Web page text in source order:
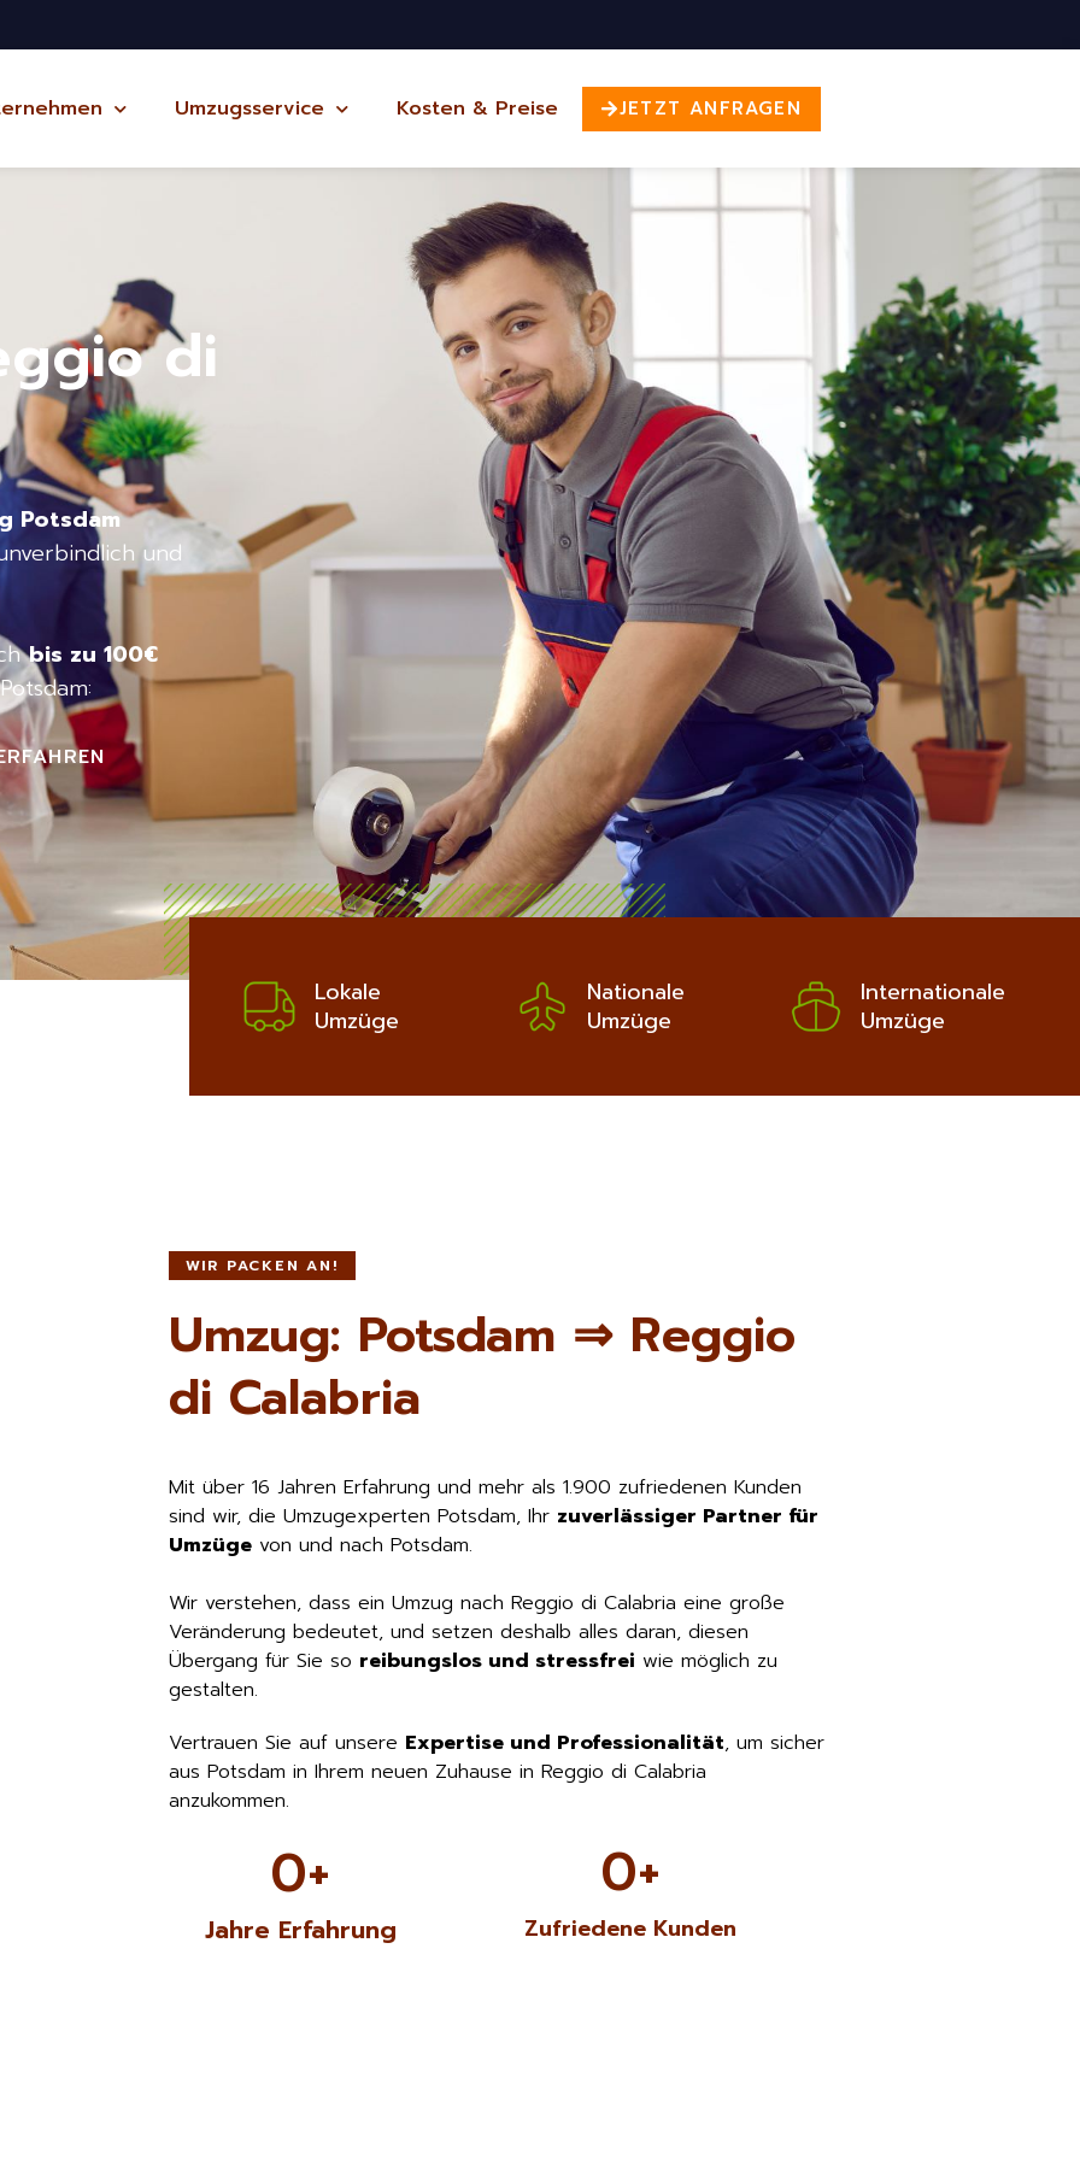
Umzugsservice Kosten & Preise JETZT ANFRAGEN
di
Potsdam
und
bis zu 100€
Lokale
Umzüge
Nationale
Umzüge
Internationale
Umzüge
WIR PACKEN AN!
Umzug: Potsdam ⇒ Reggio
di Calabria
Mit über 16 Jahren Erfahrung und mehr als 1.900 zufriedenen Kunden
sind wir, die Umzugexperten Potsdam, Ihr zuverlässiger Partner für
Umzügevon und nach Potsdam.
Wir verstehen, dass ein Umzug nach Reggio di Calabria eine große
Veränderung bedeutet, und setzen deshalb alles daran, diesen
Übergang für Sie so reibungslos und stressfrei wie möglich zu
gestalten.
Vertrauen Sie auf unsere Expertise und Professionalität, um sicher
aus Potsdam in Ihrem neuen Zuhause in Reggio di Calabria
anzukommen.
0+
Jahre Erfahrung
0+
Zufriedene Kunden